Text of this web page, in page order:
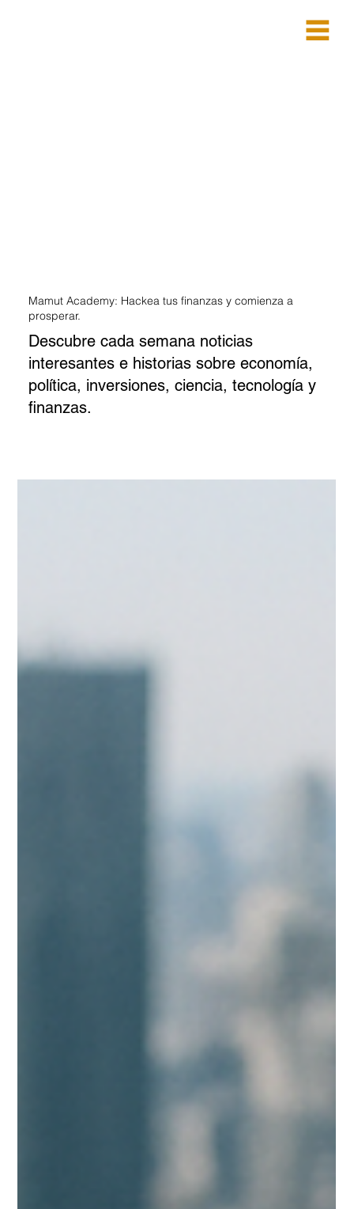
Mamut Academy: Hackea tus finanzas y comienza a
prosperar.
Descubre cada semana noticias
interesantes e historias sobre economía,
política, inversiones, ciencia, tecnología y
finanzas.